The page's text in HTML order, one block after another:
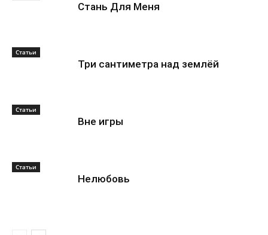
Стань Для Меня
Статьи
Три сантиметра над землёй
Статьи
Вне игры
Статьи
Нелюбовь